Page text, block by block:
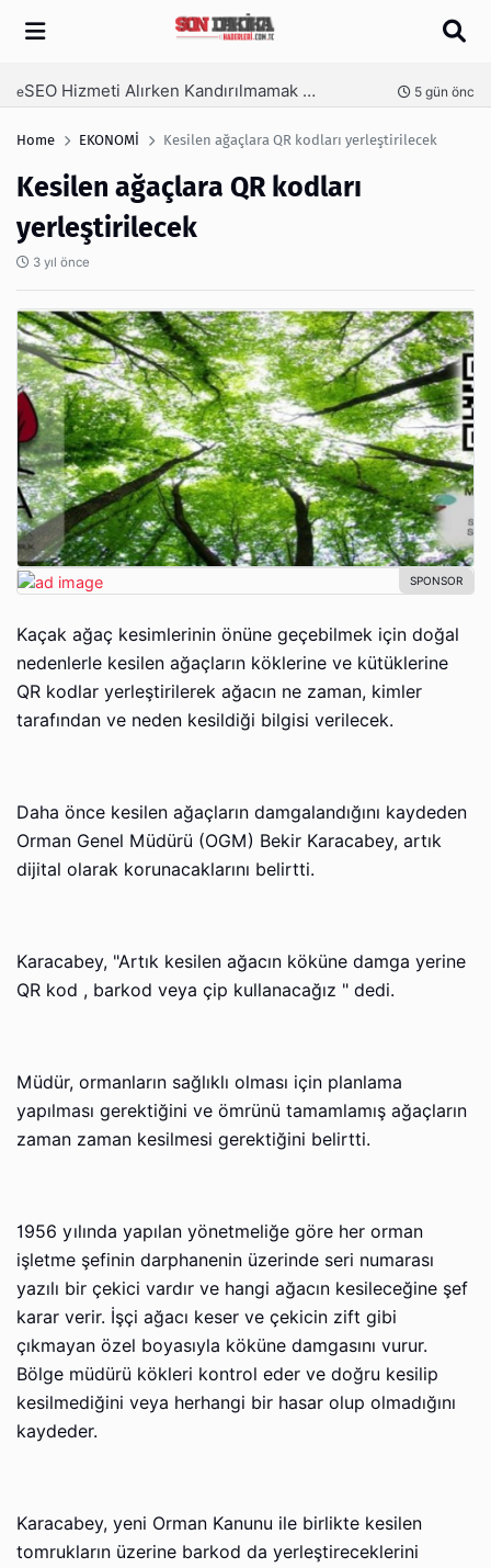
Arama
SEO Hizmeti Alırken Kandırılmamak İçin Bilinmesi Gerekenler 5 gün önce
Home EKONOMİ Kesilen ağaçlara QR kodları yerleştirilecek
Kesilen ağaçlara QR kodları
yerleştirilecek
3 yıl önce
Kaçak ağaç kesimlerinin önüne geçebilmek için doğal
nedenlerle kesilen ağaçların köklerine ve kütüklerine
QR kodlar yerleştirilerek ağacın ne zaman, kimler
tarafından ve neden kesildiği bilgisi verilecek.
Daha önce kesilen ağaçların damgalandığını kaydeden
Orman Genel Müdürü (OGM) Bekir Karacabey, artık
dijital olarak korunacaklarını belirtti.
Karacabey, "Artık kesilen ağacın köküne damga yerine
QR kod , barkod veya çip kullanacağız " dedi.
Müdür, ormanların sağlıklı olması için planlama
yapılması gerektiğini ve ömrünü tamamlamış ağaçların
zaman zaman kesilmesi gerektiğini belirtti.
1956 yılında yapılan yönetmeliğe göre her orman
işletme şefinin darphanenin üzerinde seri numarası
yazılı bir çekici vardır ve hangi ağacın kesileceğine şef
karar verir. İşçi ağacı keser ve çekicin zift gibi
çıkmayan özel boyasıyla köküne damgasını vurur.
Bölge müdürü kökleri kontrol eder ve doğru kesilip
kesilmediğini veya herhangi bir hasar olup olmadığını
kaydeder.
Karacabey, yeni Orman Kanunu ile birlikte kesilen
tomrukların üzerine barkod da yerleştireceklerini